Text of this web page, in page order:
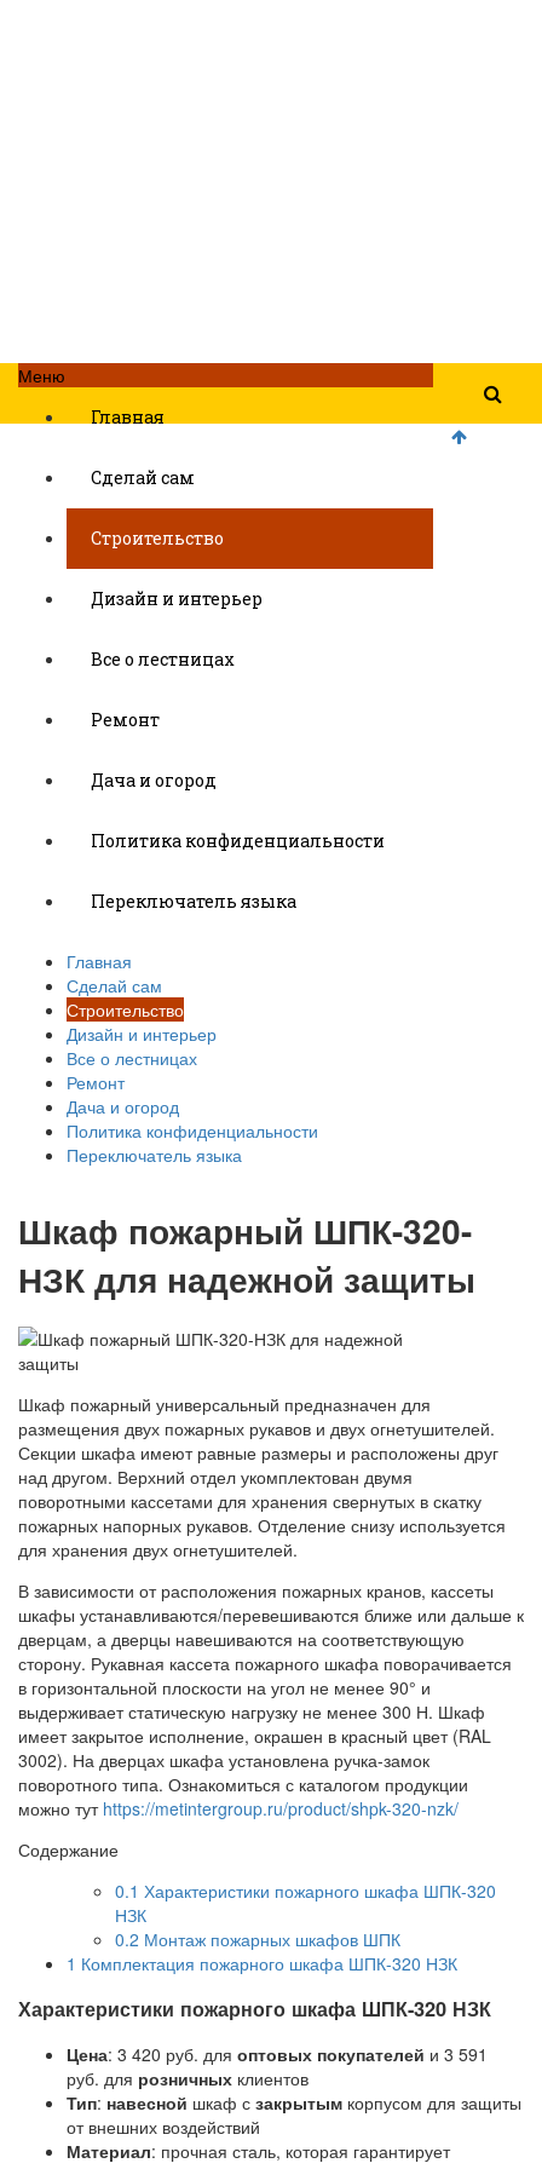
Меню
Главная
Сделай сам
Строительство
Дизайн и интерьер
Все о лестницах
Ремонт
Дача и огород
Политика конфиденциальности
Переключатель языка
Главная
Сделай сам
Строительство
Дизайн и интерьер
Все о лестницах
Ремонт
Дача и огород
Политика конфиденциальности
Переключатель языка
Шкаф пожарный ШПК-320-
НЗК для надежной защиты
Шкаф пожарный универсальный предназначен для
размещения двух пожарных рукавов и двух огнетушителей.
Секции шкафа имеют равные размеры и расположены друг
над другом. Верхний отдел укомплектован двумя
поворотными кассетами для хранения свернутых в скатку
пожарных напорных рукавов. Отделение снизу используется
для хранения двух огнетушителей.
В зависимости от расположения пожарных кранов, кассеты
шкафы устанавливаются/перевешиваются ближе или дальше к
дверцам, а дверцы навешиваются на соответствующую
сторону. Рукавная кассета пожарного шкафа поворачивается
в горизонтальной плоскости на угол не менее 90° и
выдерживает статическую нагрузку не менее 300 Н. Шкаф
имеет закрытое исполнение, окрашен в красный цвет (RAL
3002). На дверцах шкафа установлена ручка-замок
поворотного типа. Ознакомиться с каталогом продукции
можно тут https://metintergroup.ru/product/shpk-320-nzk/
Содержание
0.1 Характеристики пожарного шкафа ШПК-320
НЗК
0.2 Монтаж пожарных шкафов ШПК
1 Комплектация пожарного шкафа ШПК-320 НЗК
Характеристики пожарного шкафа ШПК-320 НЗК
Цена: 3 420 руб. для оптовых покупателей и 3 591
руб. для розничных клиентов
Тип: навесной шкаф с закрытым корпусом для защиты
от внешних воздействий
Материал: прочная сталь, которая гарантирует